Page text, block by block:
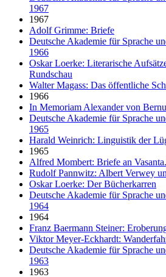
1967
1967
Adolf Grimme: Briefe
Deutsche Akademie für Sprache
1966
Oskar Loerke: Literarische
Rundschau
Walter Magass: Das öffentliche
1966
In Memoriam Alexander von
Deutsche Akademie für Sprache
1965
Harald Weinrich: Linguistik der
1965
Alfred Mombert: Briefe an
Rudolf Pannwitz: Albert Verwey
Oskar Loerke: Der Bücherkarren
Deutsche Akademie für Sprache
1964
1964
Franz Baermann Steiner:
Viktor Meyer-Eckhardt:
Deutsche Akademie für Sprache
1963
1963